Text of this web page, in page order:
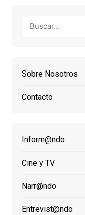
Sobre Nosotros
Contacto
Inform@ndo
Cine y TV
Narr@ndo
Entrevist@ndo